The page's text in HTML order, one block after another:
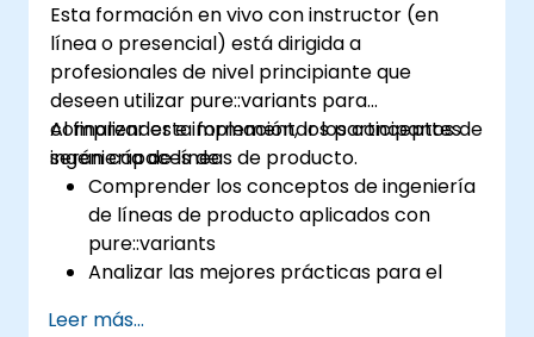
pure::variants y FeatureIDE.
Esta formación en vivo con instructor (en
línea o presencial) está dirigida a
profesionales de nivel principiante que
deseen utilizar pure::variants para
comprender e implementar los conceptos de
ingeniería de líneas de producto.
Al finalizar esta formación, los participantes
serán capaces de:
Comprender los conceptos de ingeniería
de líneas de producto aplicados con
pure::variants
Analizar las mejores prácticas para el
Implementar un proceso completo de
Leer más...